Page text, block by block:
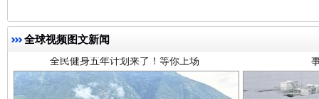
全球视频图文新闻